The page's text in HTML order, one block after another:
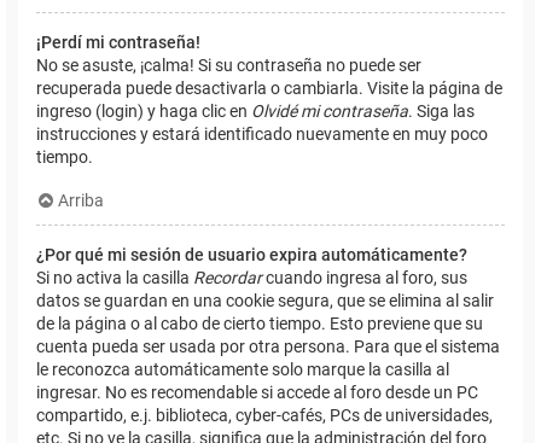
¡Perdí mi contraseña!
No se asuste, ¡calma! Si su contraseña no puede ser
recuperada puede desactivarla o cambiarla. Visite la página de
ingreso (login) y haga clic en Olvidé mi contraseña. Siga las
instrucciones y estará identificado nuevamente en muy poco
tiempo.
Arriba
¿Por qué mi sesión de usuario expira automáticamente?
Si no activa la casilla Recordarcuando ingresa al foro, sus
datos se guardan en una cookie segura, que se elimina al salir
de la página o al cabo de cierto tiempo. Esto previene que su
cuenta pueda ser usada por otra persona. Para que el sistema
le reconozca automáticamente solo marque la casilla al
ingresar. No es recomendable si accede al foro desde un PC
compartido, e.j. biblioteca, cyber-cafés, PCs de universidades,
etc. Si no ve la casilla, significa que la administración del foro